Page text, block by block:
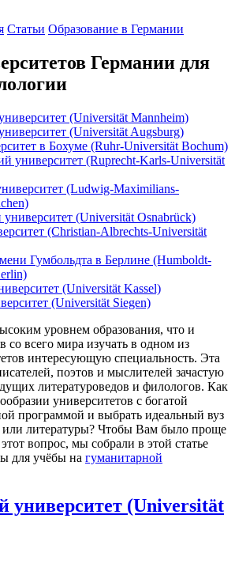
Статьи Образование в Германии
Германии для
(Universität Mannheim)
(Universität Augsburg)
в Бохуме (Ruhr-Universität Bochum)
университет (Ruprecht-Karls-Universität
(Ludwig-Maximilians-
(Universität Osnabrück)
(Christian-Albrechts-Universität
Гумбольдта в Берлине (Humboldt-
(Universität Kassel)
(Universität Siegen)
уровнем образования, что и
со всего мира изучать в одном из
интересующую специальность. Эта
поэтов и мыслителей зачастую
литературоведов и филологов. Как
университетов с богатой
программой и выбрать идеальный вуз
или литературы? Чтобы Вам было проще
вопрос, мы собрали в этой статье
для учёбы на гуманитарной
университет (Universität